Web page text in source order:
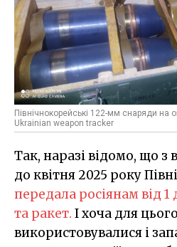
Північнокорейські 122-мм снаряди на
Ukrainian weapon tracker
Так, наразі відомо, що з
до квітня 2025 року
передала росіянам від
та ракет. І хоча для цього
використовувалися і